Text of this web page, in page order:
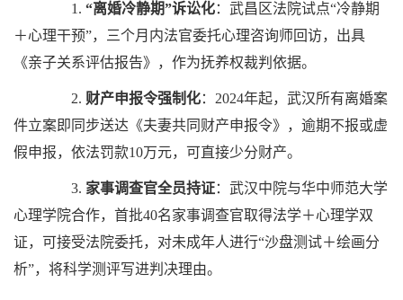
1. “离婚冷静期”诉讼化：武昌区法院试点“冷静期
＋心理干预”，三个月内法官委托心理咨询师回访，出具
《亲子关系评估报告》，作为抚养权裁判依据。
2. 财产申报令强制化：2024年起，武汉所有离婚案
件立案即同步送达《夫妻共同财产申报令》，逾期不报或虚
假申报，依法罚款10万元，可直接少分财产。
3. 家事调查官全员持证：武汉中院与华中师范大学
心理学院合作，首批40名家事调查官取得法学＋心理学双
证，可接受法院委托，对未成年人进行“沙盘测试＋绘画分
析”，将科学测评写进判决理由。